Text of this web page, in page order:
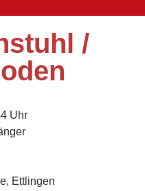
/
Uhr
Ettlingen